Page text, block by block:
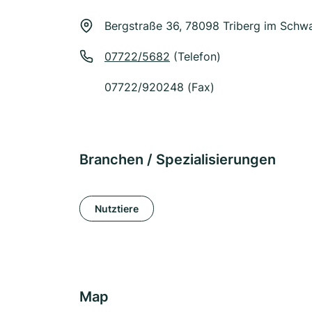
Bergstraße 36, 78098 Triberg im
07722/5682 (Telefon)
07722/920248 (Fax)
Branchen / Spezialisierungen
Nutztiere
Map